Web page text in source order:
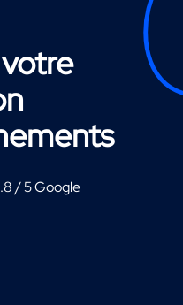
/ 5 Google